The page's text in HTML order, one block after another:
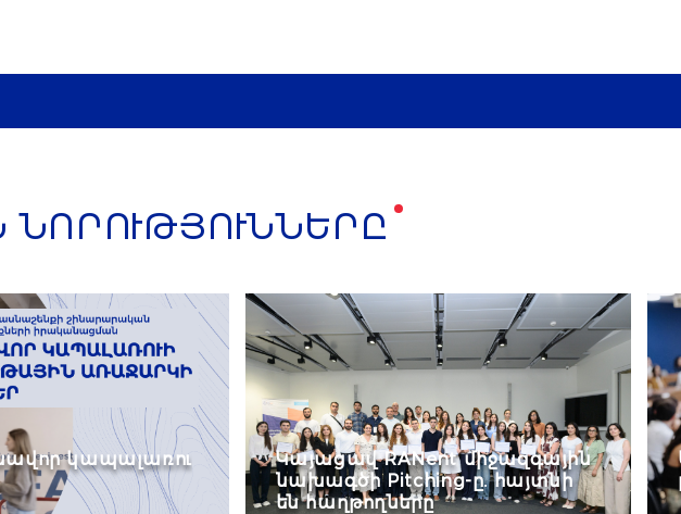
ՆՈՐՈՒԹՅՈՒՆՆԵՐԸ
կապալառու
Կայացավ RANent միջազգային
նախագծի Pitching-ը. հայտնի
են հաղթողները